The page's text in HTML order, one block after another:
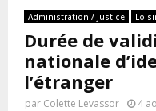
Administration / Justice
Durée de
nationale
l’étranger
par Colette Levassor 4